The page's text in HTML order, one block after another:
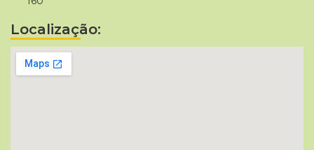
Localização: